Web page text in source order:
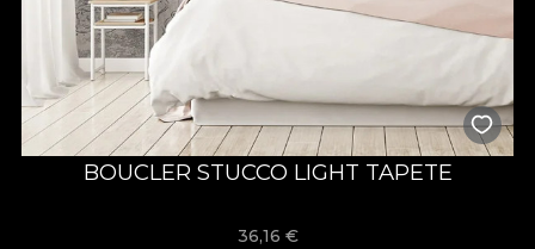
BOUCLER STUCCO LIGHT TAPETE
36,16 €